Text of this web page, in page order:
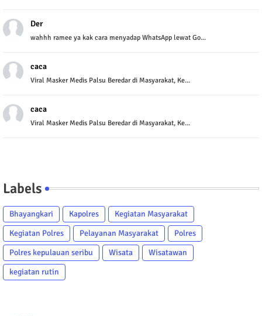
Der
wahhh ramee ya kak cara menyadap WhatsApp lewat Go...
caca
Viral Masker Medis Palsu Beredar di Masyarakat, Ke...
caca
Viral Masker Medis Palsu Beredar di Masyarakat, Ke...
Labels
Bhayangkari Kapolres
Kegiatan Masyarakat
Kegiatan Polres
Pelayanan Masyarakat
Polres
Polres kepulauan seribu
Wisata
Wisatawan
kegiatan rutin